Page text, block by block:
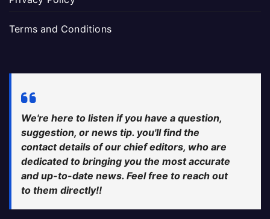
Terms and Conditions
We're here to listen if you have a question,
suggestion, or news tip. you'll find the
contact details of our chief editors, who are
dedicated to bringing you the most accurate
and up-to-date news. Feel free to reach out
to them directly!!